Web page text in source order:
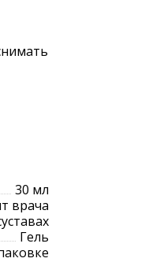
30 мл
врача
Гель